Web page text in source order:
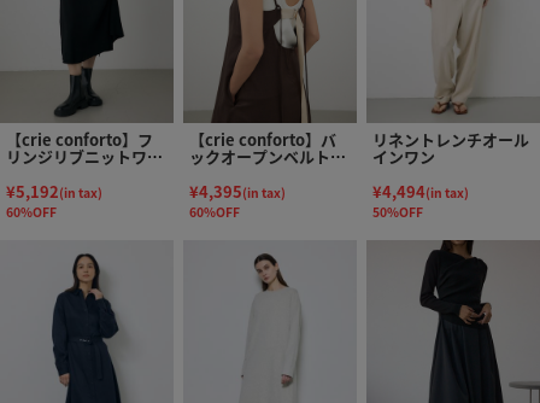
【crie conforto】フ
リンジリブニットワン
¥5,192(in tax)
60%OFF
【crie conforto】バ
ックオープンベルトキ
ャミワンピース
¥4,395(in tax)
60%OFF
リネントレンチオール
インワン
¥4,494(in tax)
50%OFF